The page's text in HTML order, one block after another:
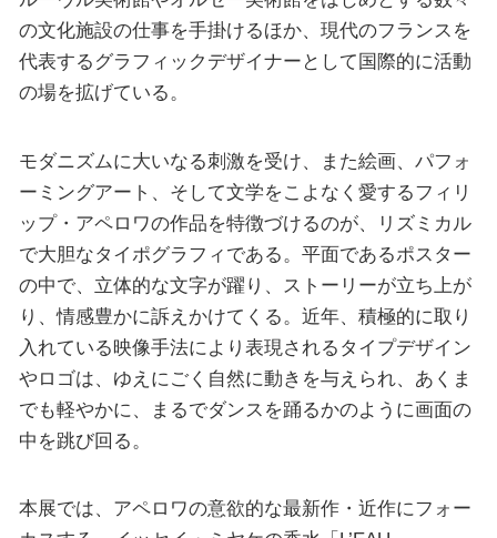
の文化施設の仕事を手掛けるほか、現代のフランスを
代表するグラフィックデザイナーとして国際的に活動
の場を拡げている。
モダニズムに大いなる刺激を受け、また絵画、パフォ
ーミングアート、そして文学をこよなく愛するフィリ
ップ・アペロワの作品を特徴づけるのが、リズミカル
で大胆なタイポグラフィである。平面であるポスター
の中で、立体的な文字が躍り、ストーリーが立ち上が
り、情感豊かに訴えかけてくる。近年、積極的に取り
入れている映像手法により表現されるタイプデザイン
やロゴは、ゆえにごく自然に動きを与えられ、あくま
でも軽やかに、まるでダンスを踊るかのように画面の
中を跳び回る。
本展では、アペロワの意欲的な最新作・近作にフォー